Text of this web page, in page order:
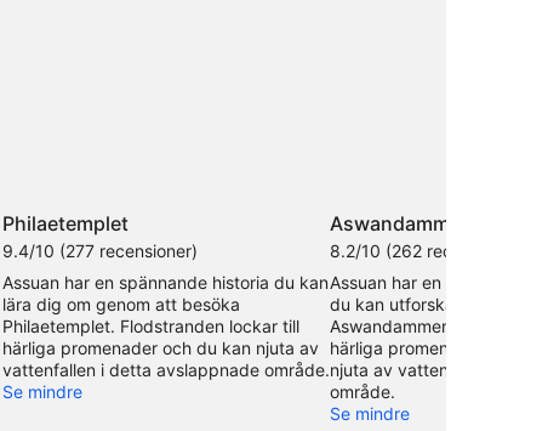
Philaetemplet
9.4/10 (277 recensioner)
Assuan har en spännande historia du kan
lära dig om genom att besöka
Philaetemplet. Flodstranden lockar till
härliga promenader och du kan njuta av
vattenfallen i detta avslappnade område.
Se mindre
Aswandammen
8.2/10 (262 recensioner)
Assuan har en spännande
du kan utforska när du
Aswandammen.
härliga promenader, och
njuta av vattenfallen i
område.
Se mindre